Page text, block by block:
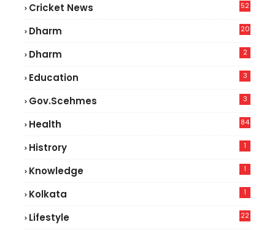
Cricket News
52
Dharm 20
Dharm 2
Education 3
Gov.scehmes 3
Health
84
Histrory 1
Knowledge 1
Kolkata 1
Lifestyle
22